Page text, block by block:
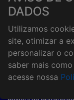
DADOS
Utilizamos
site, otimizar a
personalizar o
saber mais
acesse nossa
HORÁRIOS E
Horários de Entrega
Taxa de entrega
Cidades Atendidas
ACESSO RÁPIDO